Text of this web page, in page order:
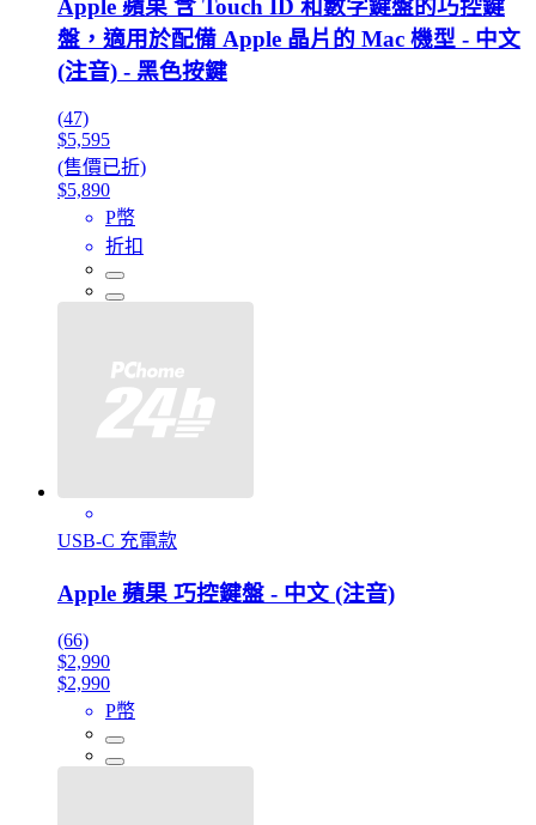
Apple 蘋果 含 Touch ID 和數字鍵盤的巧控鍵
盤，適用於配備 Apple 晶片的 Mac 機型 - 中文
(注音) - 黑色按鍵
(47)
$5,595
(售價已折)
$5,890
P幣
折扣
USB‑C 充電款
Apple 蘋果 巧控鍵盤 - 中文 (注音)
(66)
$2,990
$2,990
P幣